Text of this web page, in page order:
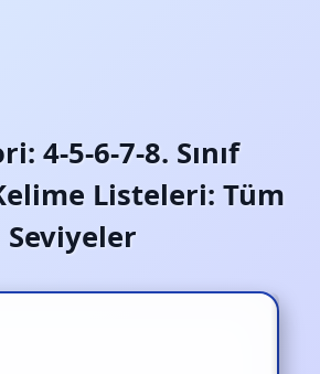
4-5-6-7-8. Sınıf
Listeleri: Tüm
Seviyeler